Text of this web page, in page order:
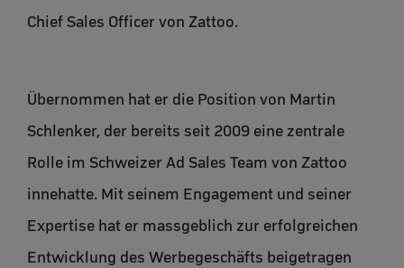
Chief Sales Officer von Zattoo.
Übernommen hat er die Position von Martin
Schlenker, der bereits seit 2009 eine zentrale
Rolle im Schweizer Ad Sales Team von Zattoo
innehatte. Mit seinem Engagement und seiner
Expertise hat er massgeblich zur erfolgreichen
Entwicklung des Werbegeschäfts beigetragen